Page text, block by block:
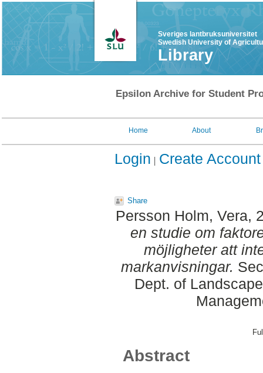
Sveriges lantbruksuniversitet
Swedish University of
Library
Epsilon Archive for Student
Home About
Login Create Account
Share
Persson Holm, Vera,
en studie om
möjligheter att
markanvisningar.
Dept. of
Abstract